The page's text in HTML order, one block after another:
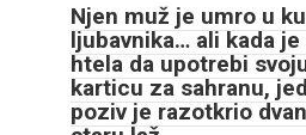
Njen muž je umro u
ljubavnika… ali kada
htela da upotrebi
karticu za sahranu,
poziv je razotkrio